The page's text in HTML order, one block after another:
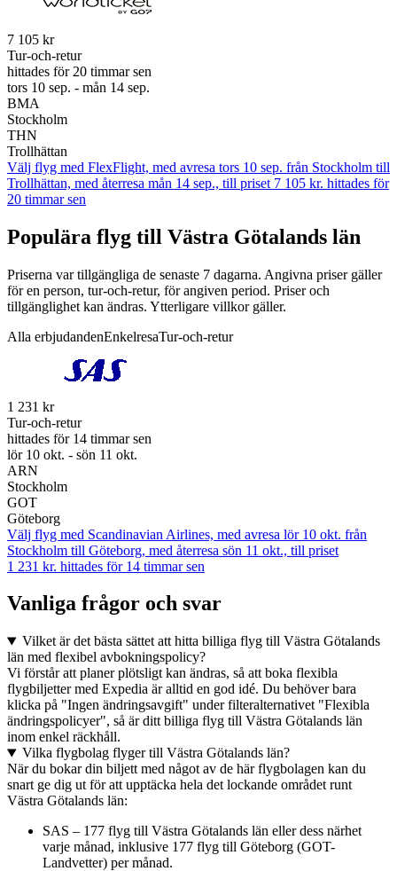
7 105 kr
Tur-och-retur
hittades för 20 timmar sen
tors 10 sep. - mån 14 sep.
BMA
Stockholm
THN
Trollhättan
Välj flyg med FlexFlight, med avresa tors 10 sep. från Stockholm till
Trollhättan, med återresa mån 14 sep., till priset 7 105 kr. hittades för
20 timmar sen
Populära flyg till Västra Götalands län
Priserna var tillgängliga de senaste 7 dagarna. Angivna priser gäller
för en person, tur-och-retur, för angiven period. Priser och
tillgänglighet kan ändras. Ytterligare villkor gäller.
Alla erbjudandenEnkelresaTur-och-retur
1 231 kr
Tur-och-retur
hittades för 14 timmar sen
lör 10 okt. - sön 11 okt.
ARN
Stockholm
GOT
Göteborg
Välj flyg med Scandinavian Airlines, med avresa lör 10 okt. från
Stockholm till Göteborg, med återresa sön 11 okt., till priset
1 231 kr. hittades för 14 timmar sen
Vanliga frågor och svar
Vilket är det bästa sättet att hitta billiga flyg till Västra Götalands
län med flexibel avbokningspolicy?
Vi förstår att planer plötsligt kan ändras, så att boka flexibla
flygbiljetter med Expedia är alltid en god idé. Du behöver bara
klicka på "Ingen ändringsavgift" under filteralternativet "Flexibla
ändringspolicyer", så är ditt billiga flyg till Västra Götalands län
inom enkel räckhåll.
Vilka flygbolag flyger till Västra Götalands län?
När du bokar din biljett med något av de här flygbolagen kan du
snart ge dig ut för att upptäcka hela det lockande området runt
Västra Götalands län:
SAS – 177 flyg till Västra Götalands län eller dess närhet
varje månad, inklusive 177 flyg till Göteborg (GOT-
Landvetter) per månad.